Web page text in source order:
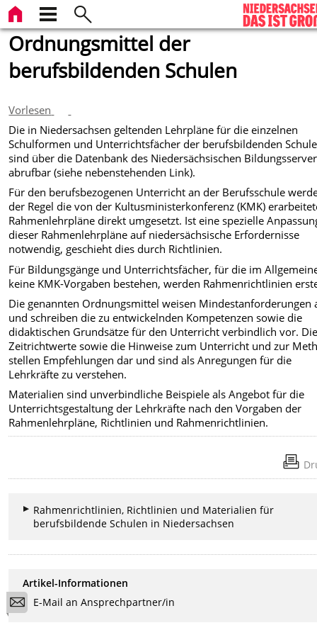
Ordnungsmittel der
berufsbildenden Schulen
Vorlesen
Die in Niedersachsen geltenden Lehrpläne für die einzelnen
Schulformen und Unterrichtsfächer der berufsbildenden
sind über die Datenbank des Niedersächsischen
abrufbar (siehe nebenstehenden Link).
Für den berufsbezogenen Unterricht an der Berufsschule
der Regel die von der Kultusministerkonferenz (KMK)
Rahmenlehrpläne direkt umgesetzt. Ist eine spezielle
dieser Rahmenlehrpläne auf niedersächsische Erfordernisse
notwendig, geschieht dies durch Richtlinien.
Für Bildungsgänge und Unterrichtsfächer, für die im
keine KMK-Vorgaben bestehen, werden Rahmenrichtlinien
Die genannten Ordnungsmittel weisen Mindestanforderungen
und schreiben die zu entwickelnden Kompetenzen sowie die
didaktischen Grundsätze für den Unterricht verbindlich vor.
Zeitrichtwerte sowie die Hinweise zum Unterricht und zur
stellen Empfehlungen dar und sind als Anregungen für die
Lehrkräfte zu verstehen.
Materialien sind unverbindliche Beispiele als Angebot für die
Unterrichtsgestaltung der Lehrkräfte nach den Vorgaben der
Rahmenlehrpläne, Richtlinien und Rahmenrichtlinien.
Rahmenrichtlinien, Richtlinien und Materialien für
berufsbildende Schulen in Niedersachsen
Artikel-Informationen
E-Mail an Ansprechpartner/in